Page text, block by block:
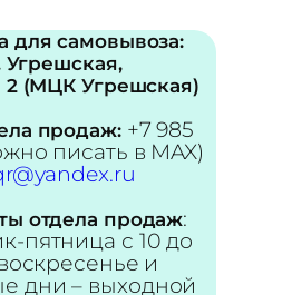
для самовывоза:
Угрешская,
2 (МЦК Угрешская)
продаж:+7 985
писать в MAX)
отдела продаж:
пятница с 10 до
и
дни – выходной